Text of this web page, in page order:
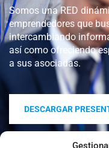
Somos una RED
emprendedores que
intercambiando
así como ofreciendo
a sus asociadas.
DESCARGAR